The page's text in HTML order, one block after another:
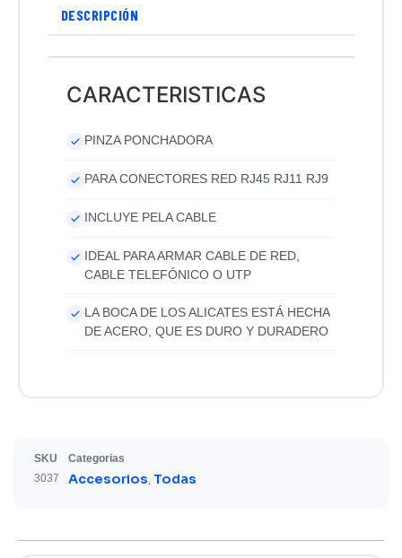
DESCRIPCIÓN
CARACTERISTICAS
PINZA PONCHADORA
PARA CONECTORES RED RJ45 RJ11 RJ9
INCLUYE PELA CABLE
IDEAL PARA ARMAR CABLE DE RED,
CABLE TELEFÓNICO O UTP
LA BOCA DE LOS ALICATES ESTÁ HECHA
DE ACERO, QUE ES DURO Y DURADERO
SKU
3037
Categorias
Accesorios, Todas